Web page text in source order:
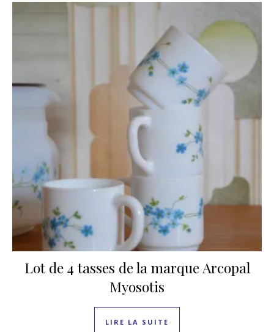
Lot de 4 tasses de la marque Arcopal
Myosotis
LIRE LA SUITE